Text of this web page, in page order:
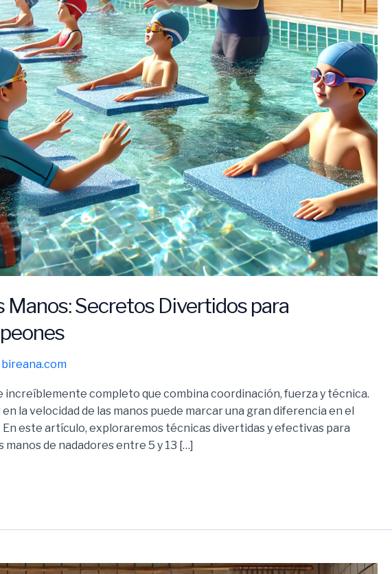
Manos: Secretos Divertidos para
bireana.com
increíblemente completo que combina coordinación, fuerza y técnica.
la velocidad de las manos puede marcar una gran diferencia en el
este artículo, exploraremos técnicas divertidas y efectivas para
manos de nadadores entre 5 y 13 […]